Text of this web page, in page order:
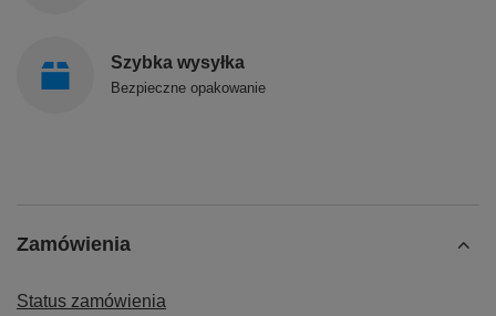
Szybka wysyłka
Bezpieczne opakowanie
Zamówienia
Status zamówienia